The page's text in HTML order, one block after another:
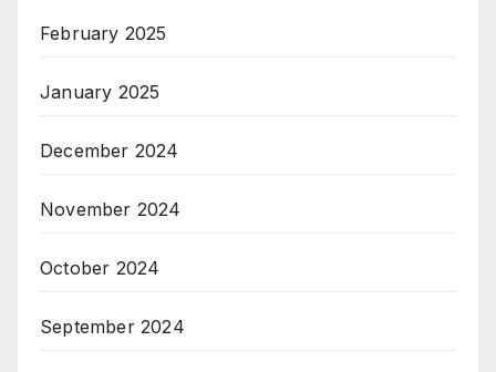
February 2025
January 2025
December 2024
November 2024
October 2024
September 2024